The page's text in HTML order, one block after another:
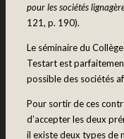
pour les sociétés
121, p. 190).
Le séminaire du
Testart est
possible des sociétés
Pour sortir de ces
d’accepter les deux
il existe deux types de